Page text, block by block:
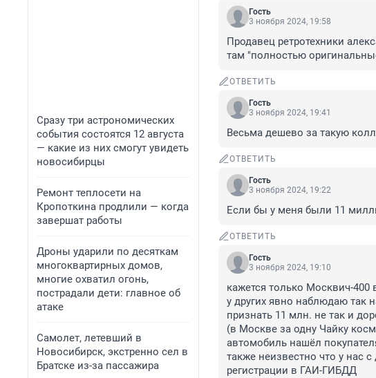
Сразу три астрономических
события состоятся 12 августа
— какие из них смогут увидеть
новосибирцы
Ремонт теплосети на
Кропоткина продлили — когда
завершат работы
Дроны ударили по десяткам
многоквартирных домов,
многие охватил огонь,
пострадали дети: главное об
атаке
Самолет, летевший в
Новосибирск, экстренно сел в
Братске из-за пассажира
Гость
3 ноября 2024, 19:58
Продавец ретротехники
там "полностью
ОТВЕТИТЬ
Гость
3 ноября 2024, 19:41
Весьма дешево за такую
ОТВЕТИТЬ
Гость
3 ноября 2024, 19:22
Если бы у меня были 11
ОТВЕТИТЬ
Гость
3 ноября 2024, 19:10
кажется только Москвич-400
у других явно наблюдаю
признать 11 млн. не так и
(в Москве за одну Чайку
автомобиль нашёл
также неизвестно что у нас
регистрации в ГАИ-ГИБДД